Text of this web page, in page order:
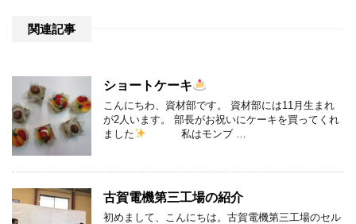
関連記事
ショートケーキ
こんにちわ、資材部です。 資材部には11月生まれ
が2人います。 部長がお祝いにケーキを買ってくれ
ました
私はモンブ …
古賀電機第三工場の紹介
初めまして、こんにちは。古賀電機第三工場のセル